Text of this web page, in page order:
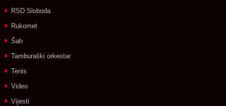
RSD Sloboda
Rukomet
Šah
Tamburaški orkestar
Tenis
Video
Vijesti